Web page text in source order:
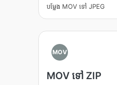
បម្លែង MOV ទៅ JPEG
MOV
MOV ទៅ ZIP